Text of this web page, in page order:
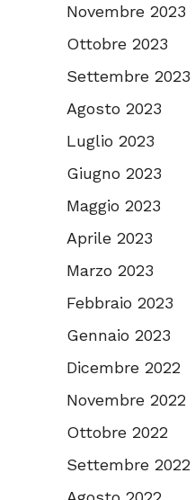
Novembre 2023
Ottobre 2023
Settembre 2023
Agosto 2023
Luglio 2023
Giugno 2023
Maggio 2023
Aprile 2023
Marzo 2023
Febbraio 2023
Gennaio 2023
Dicembre 2022
Novembre 2022
Ottobre 2022
Settembre 2022